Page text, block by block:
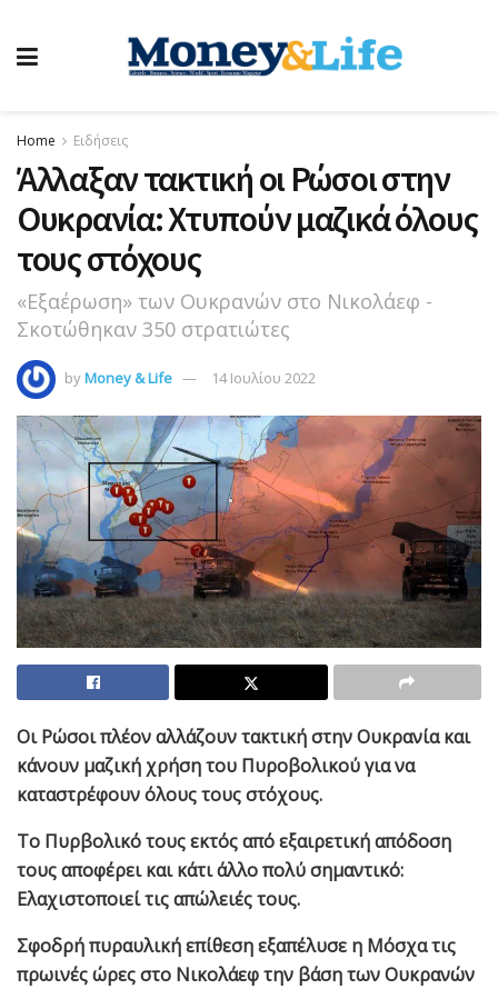
Home Ειδήσεις
Άλλαξαν τακτική οι Ρώσοι στην
Ουκρανία: Χτυπούν μαζικά όλους
τους στόχους
«Εξαέρωση» των Ουκρανών στο Νικολάεφ -
Σκοτώθηκαν 350 στρατιώτες
byMoney & Life 14 Ιουλίου 2022
Οι Ρώσοι πλέον αλλάζουν τακτική στην Ουκρανία και
κάνουν μαζική χρήση του Πυροβολικού για να
καταστρέφουν όλους τους στόχους.
Το Πυρβολικό τους εκτός από εξαιρετική απόδοση
τους αποφέρει και κάτι άλλο πολύ σημαντικό:
Ελαχιστοποιεί τις απώλειές τους.
Σφοδρή πυραυλική επίθεση εξαπέλυσε η Μόσχα τις
πρωινές ώρες στο Νικολάεφ την βάση των Ουκρανών